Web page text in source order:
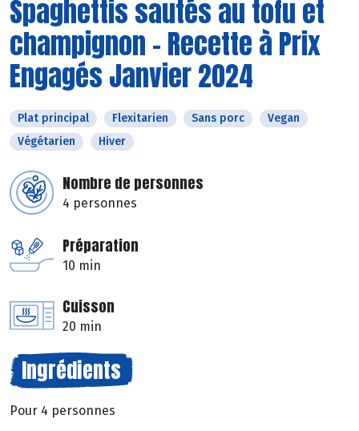
Spaghettis sautés au tofu et
champignon - Recette à Prix
Engagés Janvier 2024
Plat principal Flexitarien Sans porc
Vegan
Végétarien
Hiver
Nombre de personnes
4 personnes
Préparation
10 min
Cuisson
20 min
Ingrédients
Pour 4 personnes